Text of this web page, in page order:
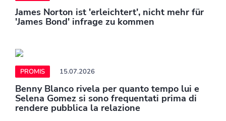
James Norton ist 'erleichtert', nicht mehr für
'James Bond' infrage zu kommen
PROMIS 15.07.2026
Benny Blanco rivela per quanto tempo lui e
Selena Gomez si sono frequentati prima di
rendere pubblica la relazione